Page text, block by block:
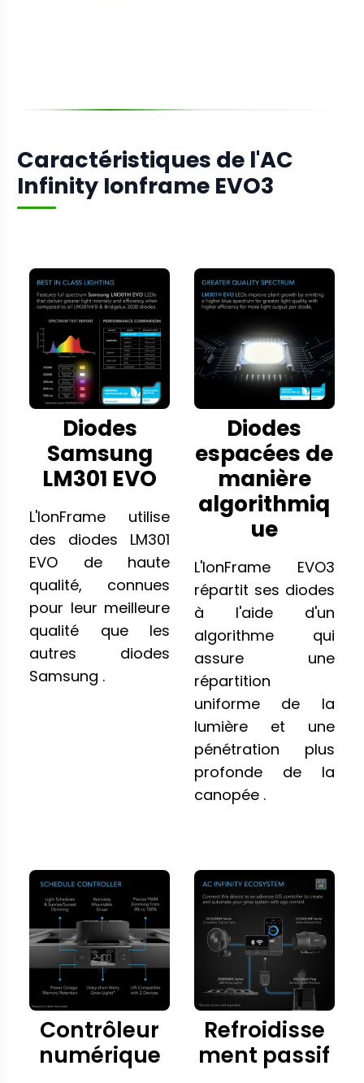
Caractéristiques de l'AC
Infinity Ionframe EVO3
Diodes
Samsung
LM301 EVO
L'IonFrame utilise
des diodes LM301
EVO de haute
qualité, connues
pour leur meilleure
qualité que les
autres diodes
Samsung .
Diodes
espacées de
manière
algorithmiq
ue
L'IonFrame EVO3
répartit ses diodes
à l'aide d'un
algorithme qui
assure une
répartition
uniforme de la
lumière et une
pénétration plus
profonde de la
canopée .
Contrôleur
numérique
Refroidisse
ment passif